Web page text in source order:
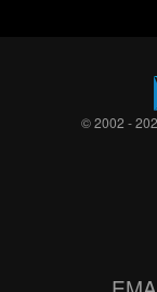
© 2002 -